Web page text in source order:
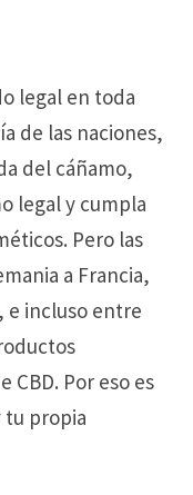
legal en toda
de las naciones,
del cáñamo,
legal y cumpla
Pero las
a Francia,
e incluso entre
CBD. Por eso es
tu propia